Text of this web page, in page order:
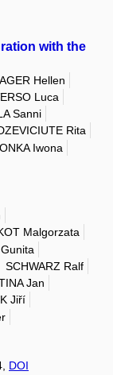
with the
Hellen
Luca
Sanni
Rita
Iwona
Malgorzata
SCHWARZ Ralf
Jan
Jiří
DOI